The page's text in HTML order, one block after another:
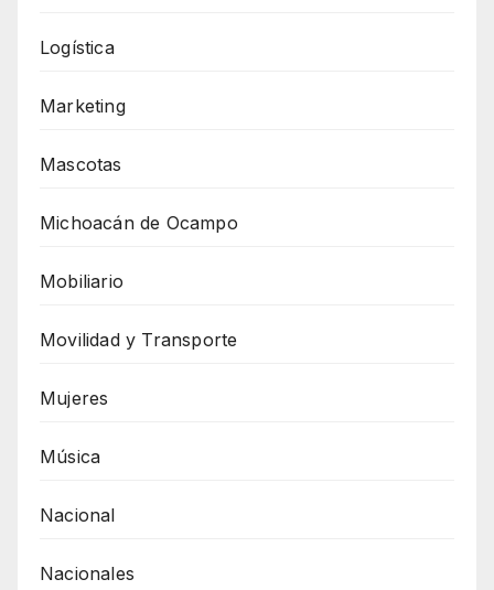
Logística
Marketing
Mascotas
Michoacán de Ocampo
Mobiliario
Movilidad y Transporte
Mujeres
Música
Nacional
Nacionales